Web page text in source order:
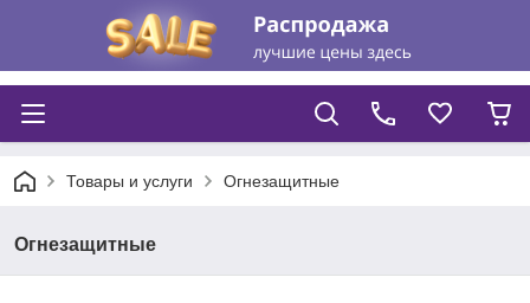
Товары и услуги Огнезащитные
Огнезащитные